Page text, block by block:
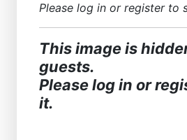
Please log in or register to
This image is
guests.
Please log in or
it.